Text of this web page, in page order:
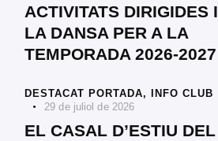
ACTIVITATS DIRIGIDES I
LA DANSA PER A LA
TEMPORADA 2026-2027
DESTACAT PORTADA,
INFO CLUB
29 de juliol de 2026
EL CASAL D’ESTIU DEL